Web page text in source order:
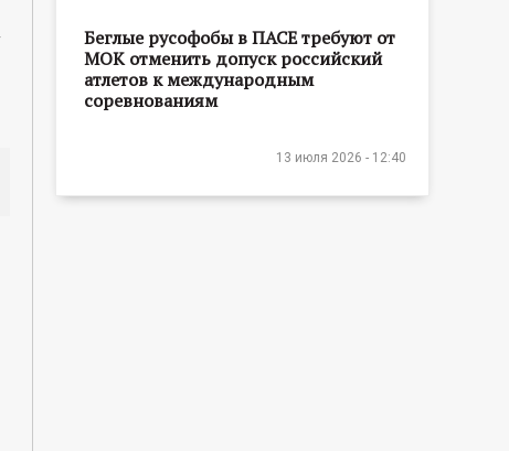
Беглые русофобы в ПАСЕ требуют от
МОК отменить допуск российский
атлетов к международным
соревнованиям
13 июля 2026 - 12:40